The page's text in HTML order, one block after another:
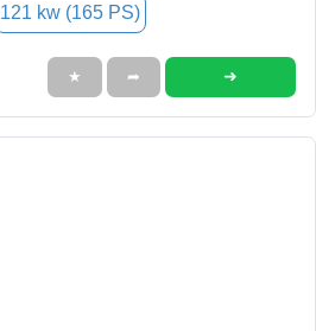
121 kw (165 PS)
★ ➦ ➜